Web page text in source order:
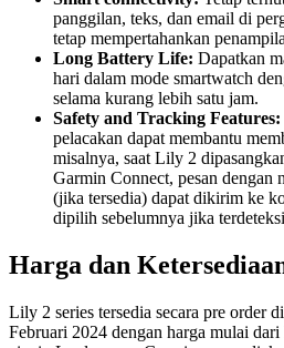
panggilan, teks, dan email di
tetap mempertahankan
Long Battery Life: Dapatkan
hari dalam mode smartwatch
selama kurang lebih satu jam.
Safety and Tracking Features:
pelacakan dapat membantu
misalnya, saat Lily 2
Garmin Connect, pesan dengan
(jika tersedia) dapat dikirim ke
dipilih sebelumnya jika
Harga dan
Lily 2 series tersedia secara pre order di
Februari 2024 dengan harga mulai